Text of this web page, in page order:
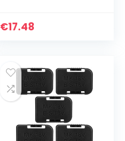
Nail Art-decoraties
€17.48